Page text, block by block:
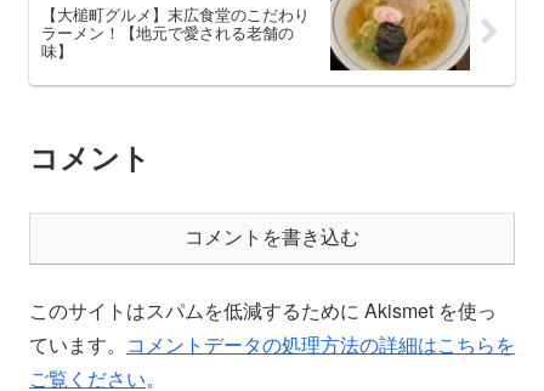
【大槌町グルメ】末広食堂のこだわり
ラーメン！【地元で愛される老舗の
味】
コメント
コメントを書き込む
このサイトはスパムを低減するために Akismet を使っ
ています。 コメントデータの処理方法の詳細はこちらを
ご覧ください。